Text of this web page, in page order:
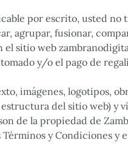
por escrito, usted
agrupar, fusionar,
sitio web
y/o el pago de
imágenes, logotipos,
del sitio web) y
de la propiedad de
y Condiciones y